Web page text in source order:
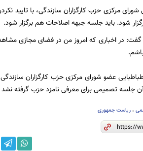
مرکزی حزب کارگزاران سازندگی، با تایید
شود. باید جلسه جبهه اصلاحات هم برگزار شود.
گفت: در اخباری که امروز من در فضای مجازی
عضو شورای مرکزی حزب کارگزاران
تصمیمی برای معرفی نامزد حزب گرفته نشد و قرار شد
، ریاست جمهوری